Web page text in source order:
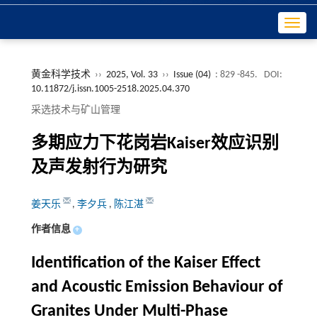
黄金科学技术 ›› 2025, Vol. 33 ›› Issue (04) : 829 -845.
DOI:
10.11872/j.issn.1005-2518.2025.04.370
采选技术与矿山管理
多期应力下花岗岩Kaiser效应识别
及声发射行为研究
姜天乐 , 李夕兵 , 陈江湛
作者信息 +
Identification of the Kaiser Effect
and Acoustic Emission Behaviour of
Granites Under Multi-Phase